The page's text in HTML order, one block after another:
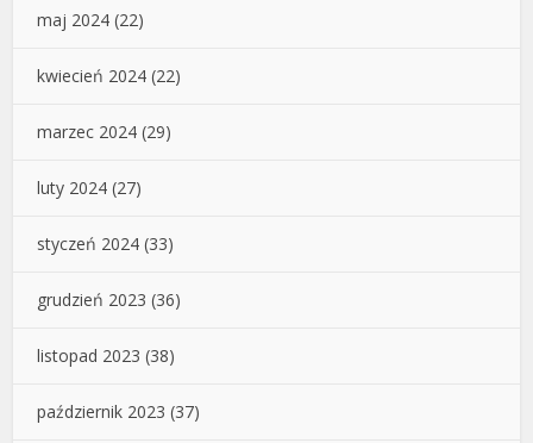
maj 2024 (22)
kwiecień 2024 (22)
marzec 2024 (29)
luty 2024 (27)
styczeń 2024 (33)
grudzień 2023 (36)
listopad 2023 (38)
październik 2023 (37)